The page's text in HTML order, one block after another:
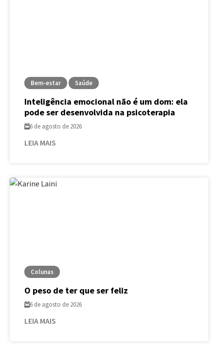
Bem-estar Saúde
Inteligência emocional não é um dom: ela
pode ser desenvolvida na psicoterapia
6 de agosto de 2026
LEIA MAIS
Colunas
O peso de ter que ser feliz
6 de agosto de 2026
LEIA MAIS